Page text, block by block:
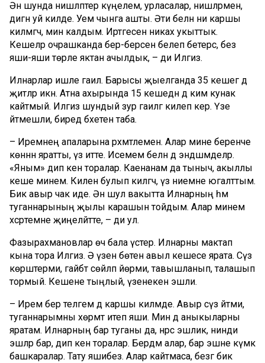
Әнә шунда нишләптер күңелемә, урласалар, нишләрмен,
дигән уй килде. Уем чынга ашты. Әти белән әни каршы
килмәгәч, мин калдым. Иртәгесен никах укыттык.
Кешеләр очрашканда бер-берсен белеп бетерсә, без
яши-яши төрле яктан ачылдык, – ди Илгизә.
Илнарлар ишле гаилә. Барысы җыелганда 35 кешегә дә
җитәләр икән. Атна ахырында 15 кешедән дә ким кунак
кайтмый. Илгизә шундый зур гаиләгә килеп керә. Үзе
әйтмешли, биредә бәхетен таба.
– Иремнең апаларына рәхмәтлемен. Алар мине беренче
көннән яратты, үз итте. Исемем белән дә эндәшмәделәр.
«Яным» дип кенә торалар. Каенанам да тыныч, акыллы
кеше минем. Килен булып килгәч, үз әниемне югалттым.
Бик авыр чак иде. Әнә шул вакытта Илнарның һәм
туганнарының җылы карашын тойдым. Алар минем
хәсрәтемне җиңеләйтте, – ди ул.
Фазырахмановлар өч бала үстерә. Илнарны мактап
кына тора Илгизә. Ә үзен бөтен авыл кешесе ярата. Сүз
көрәштерми, гайбәт сөйләп йөрми, тавышланып, талашып
тормый. Кешене тыңлый, үзенекен эшли.
– Ирем бер теләгемә дә каршы килмәде. Авыр сүз әйтми,
туганнарымны хөрмәт итеп яши. Мин дә аныкыларны
яратам. Илнарның бар туганы да, нәрсә эшлик, нинди
эшләр бар, дип кенә торалар. Бердәм алар, бар эшне күмәк
башкаралар. Тату яшибез. Алар кайтмаса, безгә бик